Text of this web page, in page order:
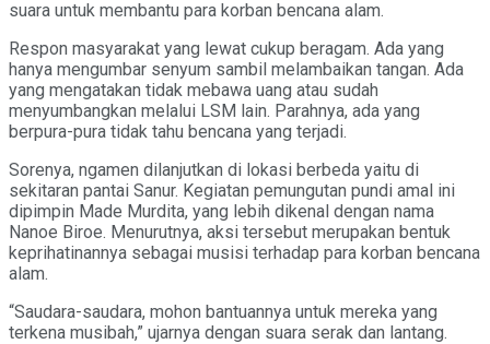
suara untuk membantu para korban bencana alam.
Respon masyarakat yang lewat cukup beragam. Ada yang
hanya mengumbar senyum sambil melambaikan tangan. Ada
yang mengatakan tidak mebawa uang atau sudah
menyumbangkan melalui LSM lain. Parahnya, ada yang
berpura-pura tidak tahu bencana yang terjadi.
Sorenya, ngamen dilanjutkan di lokasi berbeda yaitu di
sekitaran pantai Sanur. Kegiatan pemungutan pundi amal ini
dipimpin Made Murdita, yang lebih dikenal dengan nama
Nanoe Biroe. Menurutnya, aksi tersebut merupakan bentuk
keprihatinannya sebagai musisi terhadap para korban bencana
alam.
“Saudara-saudara, mohon bantuannya untuk mereka yang
terkena musibah,” ujarnya dengan suara serak dan lantang.